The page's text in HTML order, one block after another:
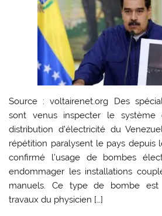
Source : voltairenet.org Des
sont venus inspecter le
distribution d’électricité du
répétition paralysent le pays
confirmé l’usage de bombes
endommager les installations
manuels. Ce type de bombe est
travaux du physicien […]